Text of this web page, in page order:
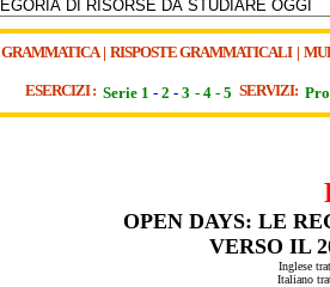
GRAMMATICA| RISPOSTE GRAMMATICALI|
ESERCIZI : Serie 1 - 2 - 3 - 4 - 5 SERVIZI:
OPEN DAYS: LE
VERSO IL
Inglese
Italiano